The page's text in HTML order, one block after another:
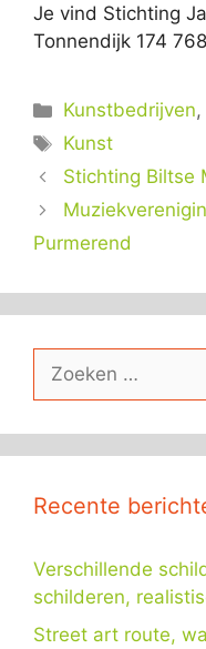
Je vind Stichting
Tonnendijk 174
Categorieën
Kunstbedrijven,
Tags
Kunst
Stichting Biltse
Purmerend
Zoek
Recente
Verschillende
schilderen,
Street art route,